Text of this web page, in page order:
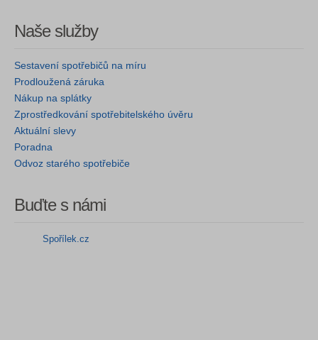
Naše služby
Sestavení spotřebičů na míru
Prodloužená záruka
Nákup na splátky
Zprostředkování spotřebitelského úvěru
Aktuální slevy
Poradna
Odvoz starého spotřebiče
Buďte s námi
Spořílek.cz